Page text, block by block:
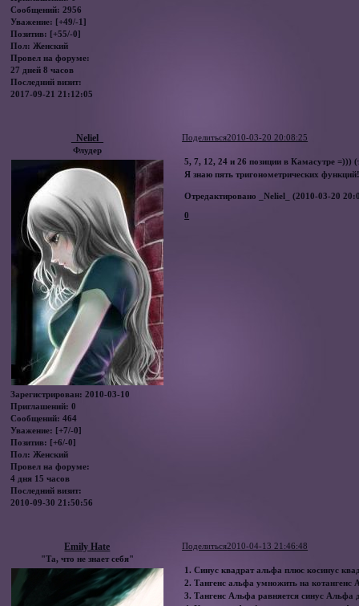
Сообщений: 2956
Уважение: [+49/-1]
Позитив: [+55/-0]
Пол: Женский
Провел на форуме:
27 дней 8 часов
Последний визит:
2017-09-21 21:12:05
Поделиться2010-03-20 20:08:25
_Neliel_
Флудер
Зарегистрирован: 2010-03-10
Приглашений: 0
Сообщений: 464
Уважение: [+7/-0]
Позитив: [+6/-0]
Пол: Женский
Провел на форуме:
4 дня 15 часов
Последний визит:
2010-09-30 21:50:56
5, 7, 12, 24 и 26 позиции в Камасутре =)))
Я знаю пять тригонометрических
Отредактировано _Neliel_ (2010-03-20
0
Поделиться2010-04-13 21:46:48
Emily Hate
"Та, что не знает себя"
1. Синус квадрат альфа плюс косинус
2. Тангенс альфа умножить на котангенс
3. Тангенс Альфа равняется синус Альфа